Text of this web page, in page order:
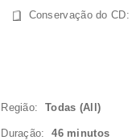
Conservação do CD:
Região: Todas (All)
Duração:46 minutos